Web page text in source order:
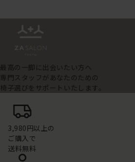
最高の一脚に出会いたい方へ
専門スタッフがあなたのための
椅子選びをサポートいたします。
3,980円以上の
ご購入で
送料無料